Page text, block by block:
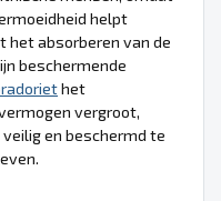
helpt
het absorberen van de
beschermende
het
vergroot,
en beschermd te